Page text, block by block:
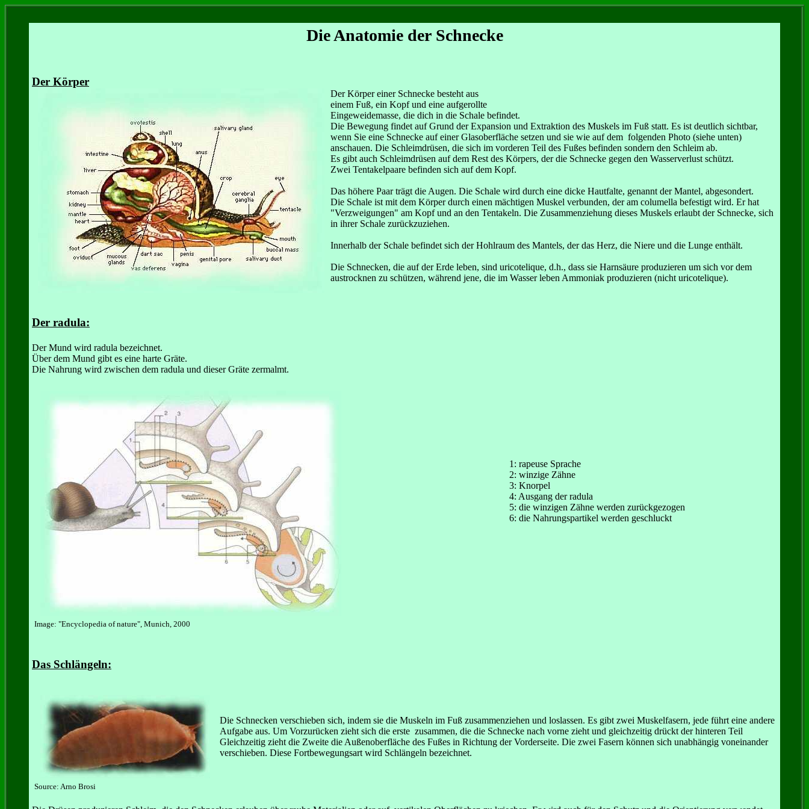
Die Anatomie der Schnecke
Der Körper
Der Körper einer Schnecke besteht aus
einem Fuß, ein Kopf und eine aufgerollte
Eingeweidemasse, die dich in die Schale befindet.
Die Bewegung findet auf Grund der Expansion und Extraktion des Muskels im Fuß statt. Es ist deutlich sichtbar,
wenn Sie eine Schnecke auf einer Glasoberfläche setzen und sie wie auf dem folgenden Photo (siehe unten)
anschauen. Die Schleimdrüsen, die sich im vorderen Teil des Fußes befinden sondern den Schleim ab.
Es gibt auch Schleimdrüsen auf dem Rest des Körpers, der die Schnecke gegen den Wasserverlust schützt.
Zwei Tentakelpaare befinden sich auf dem Kopf.
Das höhere Paar trägt die Augen. Die Schale wird durch eine dicke Hautfalte, genannt der Mantel, abgesondert.
Die Schale ist mit dem Körper durch einen mächtigen Muskel verbunden, der am columella befestigt wird. Er hat
"Verzweigungen" am Kopf und an den Tentakeln. Die Zusammenziehung dieses Muskels erlaubt der Schnecke, sich
in ihrer Schale zurückzuziehen.
Innerhalb der Schale befindet sich der Hohlraum des Mantels, der das Herz, die Niere und die Lunge enthält.
Die Schnecken, die auf der Erde leben, sind uricotelique, d.h., dass sie Harnsäure produzieren um sich vor dem
austrocknen zu schützen, während jene, die im Wasser leben Ammoniak produzieren (nicht uricotelique).
Der radula:
Der Mund wird radula bezeichnet.
Über dem Mund gibt es eine harte Gräte.
Die Nahrung wird zwischen dem radula und dieser Gräte zermalmt.
1: rapeuse Sprache
2: winzige Zähne
3: Knorpel
4: Ausgang der radula
5: die winzigen Zähne werden zurückgezogen
6: die Nahrungspartikel werden geschluckt
Image: "Encyclopedia of nature", Munich, 2000
Das Schlängeln:
Die Schnecken verschieben sich, indem sie die Muskeln im Fuß zusammenziehen und loslassen. Es gibt zwei Muskelfasern, jede führt eine andere
Aufgabe aus. Um Vorzurücken zieht sich die erste zusammen, die die Schnecke nach vorne zieht und gleichzeitig drückt der hinteren Teil
Gleichzeitig zieht die Zweite die Außenoberfläche des Fußes in Richtung der Vorderseite. Die zwei Fasern können sich unabhängig voneinander
verschieben. Diese Fortbewegungsart wird Schlängeln bezeichnet.
Source: Arno Brosi